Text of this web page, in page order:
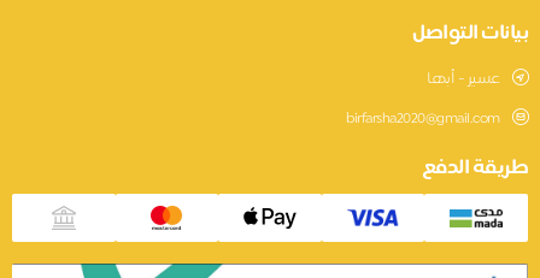
التواصل
عسير - أبها
birfarsha2020@gmail.com
الدفع